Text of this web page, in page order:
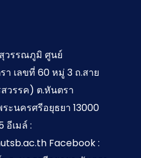
วรรณภูมิ ศูนย์
เลขที่ 60 หมู่ 3 ถ.สาย
สวรรค) ต.หันตรา
ะนครศรีอยุธยา 13000
อีเมล์ :
Facebook :